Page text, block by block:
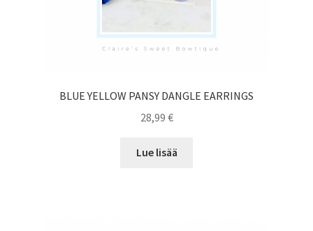
BLUE YELLOW PANSY DANGLE EARRINGS
28,99 €
Lue lisää